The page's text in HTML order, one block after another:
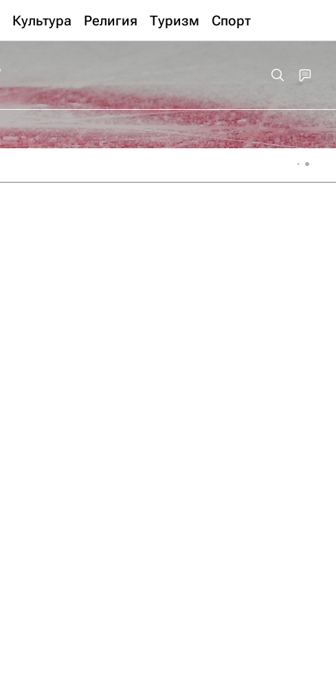
Культура Религия Туризм Спорт